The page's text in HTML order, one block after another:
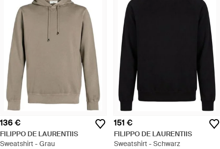
136 €
FILIPPO DE LAURENTIIS
Sweatshirt - Grau
151 €
FILIPPO DE LAURENTIIS
Sweatshirt - Schwarz